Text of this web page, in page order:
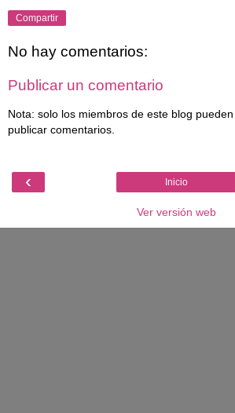
Compartir
No hay comentarios:
Publicar un comentario
Nota: solo los miembros de este blog pueden
publicar comentarios.
‹ Inicio
Ver versión web